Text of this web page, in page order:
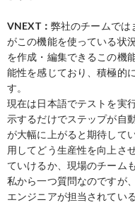
VNEXT： 弊社のチームでは
がこの機能を使っている状
を作成・編集できるこの機
能性を感じており、積極的
す。
現在は日本語でテストを実
示するだけでステップが自
が大幅に上がると期待して
用してどう生産性を向上さ
ていけるか、現場のチーム
私から一つ質問なのですが
エンジニアが担当されてい